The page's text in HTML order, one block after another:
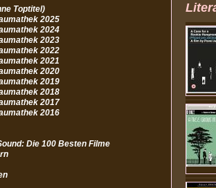
Toptitel)
2025
2024
2023
2022
2021
2020
2019
2018
2017
2016
Die 100 Besten Filme